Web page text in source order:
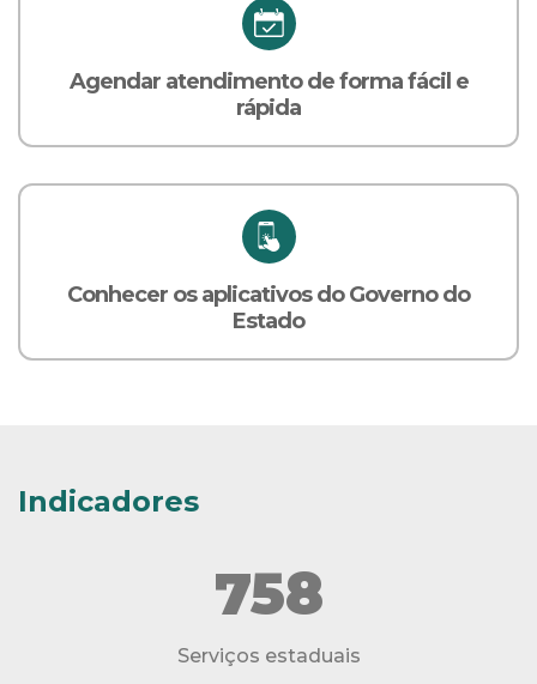
Agendar atendimento de forma fácil e
rápida
Conhecer os aplicativos do Governo do
Estado
Indicadores
758
Serviços estaduais